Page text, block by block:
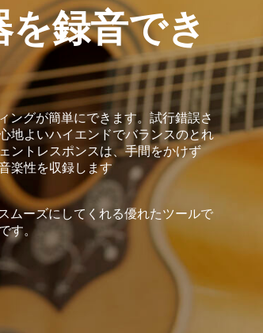
録音でき
グが簡単にできます。試行錯誤さ
地よいハイエンドでバランスのとれ
ントレスポンスは、手間をかけず
楽性を収録します
ムーズにしてくれる優れたツールで
す。